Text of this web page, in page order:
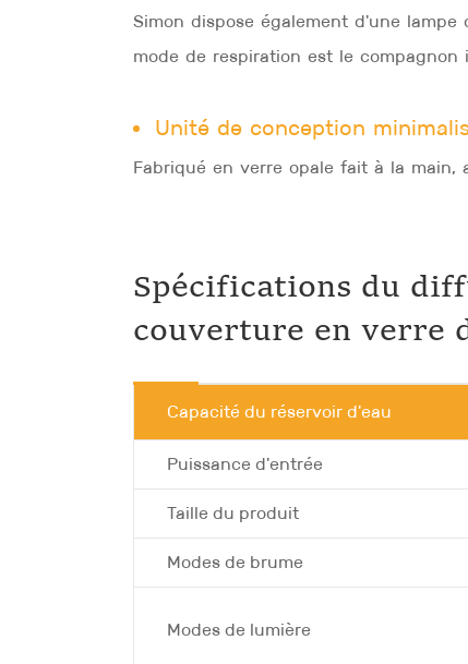
Simon dispose également d'une
mode de respiration est le
Unité de conception
Fabriqué en verre opale fait à la
Spécifications du
couverture en verre
Capacité du réservoir d'eau
Puissance d'entrée
Taille du produit
Modes de brume
Modes de lumière